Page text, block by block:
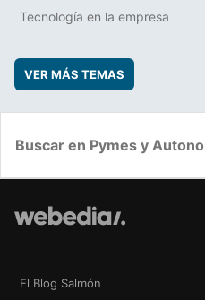
Tecnología en la empresa
VER MÁS TEMAS
El Blog Salmón